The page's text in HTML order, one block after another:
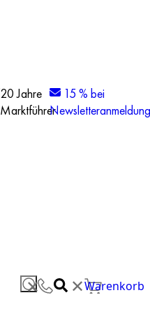
20 Jahre
Marktführer
15 % bei
Newsletteranmeldung
✕ ✕Warenkorb